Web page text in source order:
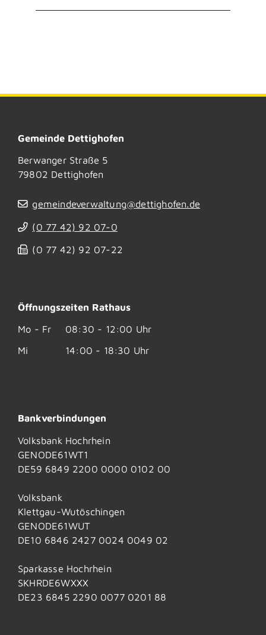
Gemeinde Dettighofen
Berwanger Straße 5
79802 Dettighofen
gemeindeverwaltung@dettighofen.de
(0 77 42) 92 07-0
(0 77 42) 92 07-22
Öffnungszeiten Rathaus
Mo - Fr
08:30 - 12:00 Uhr
Mi
14:00 - 18:30 Uhr
Bankverbindungen
Volksbank Hochrhein
GENODE61WT1
DE59 6849 2200 0000 0102 00
Volksbank
Klettgau-Wutöschingen
GENODE61WUT
DE10 6846 2427 0024 0049 02
Sparkasse Hochrhein
SKHRDE6WXXX
DE23 6845 2290 0077 0201 88